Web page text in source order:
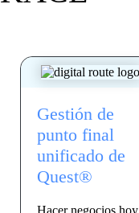
Gestión de
punto final
unificado de
Quest®
Hacer negocios hoy